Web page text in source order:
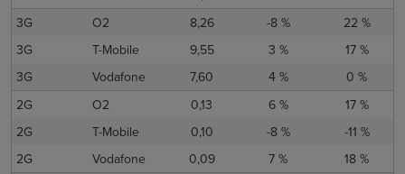
3G
O2 8,26 -8 %
22 %
3G
T-Mobile 9,55 3 %
17 %
3G
Vodafone 7,60 4 %
0 %
2G
O2 0,13 6 %
17 %
2G
T-Mobile 0,10 -8 %
-11 %
2G
Vodafone 0,09 7 %
18 %